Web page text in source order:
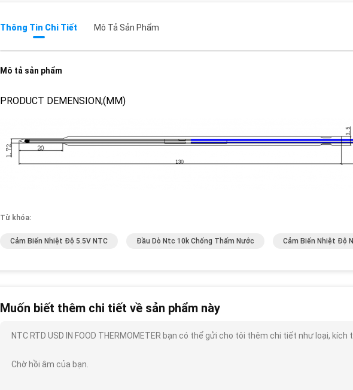
Thông Tin Chi Tiết Mô Tả Sản Phẩm
Mô tả sản phẩm
PRODUCT DEMENSION;(MM)
Từ khóa:
Cảm Biến Nhiệt Độ 5.5V NTC Đầu Dò Ntc 10k Chống Thấm Nước Cảm Biến Nhiệt Độ
Muốn biết thêm chi tiết về sản phẩm này
NTC RTD USD IN FOOD THERMOMETER bạn có thể gửi cho tôi thêm chi tiết như loại,
Chờ hồi âm của bạn.